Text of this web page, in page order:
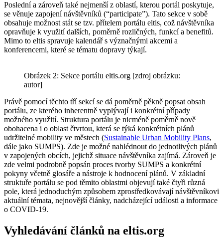
Poslední a zároveň také nejmenší z oblastí, kterou portál poskytuje,
se věnuje zapojení návštěvníků (“participate”). Tato sekce v sobě
obsahuje možnost stát se tzv. přítelem portálu eltis, což návštěvníka
opravňuje k využití dalších, poměrně rozličných, funkcí a benefitů.
Mimo to eltis spravuje kalendář s význačnými akcemi a
konferencemi, které se tématu dopravy týkají.
Obrázek 2: Sekce portálu eltis.org [zdroj obrázku:
autor]
Právě pomocí těchto tří sekcí se dá poměrně pěkně popsat obsah
portálu, ze kterého inherentně vyplývají i konkrétní případy
možného využití. Struktura portálu je nicméně poměrně nově
obohacena i o oblast čtvrtou, která se týká konkrétních plánů
udržitelné mobility ve městech (Sustainable Urban Mobility Plans,
dále jako SUMPS). Zde je možné nahlédnout do jednotlivých plánů
v zapojených obcích, jejichž situace návštěvníka zajímá. Zároveň je
zde velmi podrobně popsán proces tvorby SUMPS a konkrétní
pokyny včetně glosáře a nástroje k hodnocení plánů. V základní
struktuře portálu se pod těmito oblastmi objevují také čtyři různá
pole, která jednoduchým způsobem zprostředkovávají návštěvníkovi
aktuální témata, nejnovější články, nadcházející události a informace
o COVID-19.
Vyhledávání článků na eltis.org